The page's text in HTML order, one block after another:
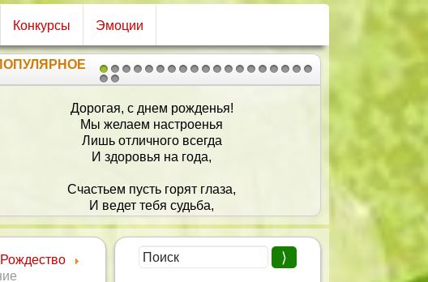
Конкурсы Эмоции
1 2
2021
Пишу тебе на телефон -
Пусть от меня поздравит он!
И радость в день рождения,
Пришлёт без промедления!
Рождество